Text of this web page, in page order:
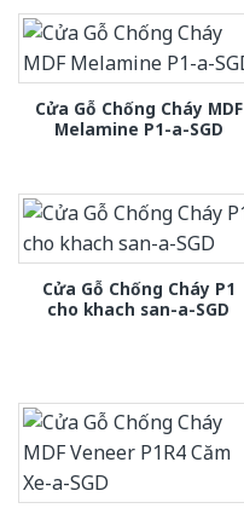
Cửa Gỗ Chống Cháy MDF
Melamine P1-a-SGD
Cửa Gỗ Chống Cháy P1
cho khach san-a-SGD